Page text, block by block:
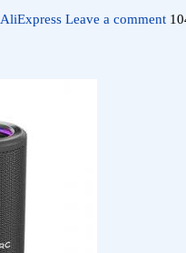
AliExpress Leave a comment